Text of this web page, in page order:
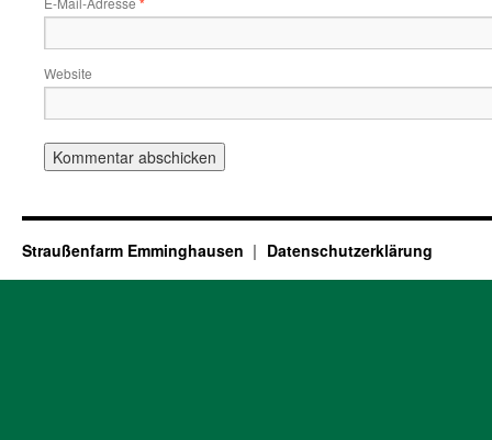
Website
Straußenfarm Emminghausen Datenschutzerklärung